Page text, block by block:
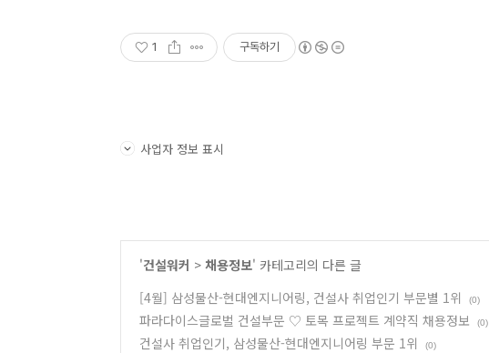
1 구독하기
사업자 정보 표시
'건설워커 > 채용정보' 카테고리의 다른 글
[4월] 삼성물산-현대엔지니어링, 건설사 취업인기 부문별 1위
(0)
파라다이스글로벌 건설부문 ♡ 토목 프로젝트 계약직 채용정보 (0)
건설사 취업인기, 삼성물산-현대엔지니어링 부문 1위 (0)